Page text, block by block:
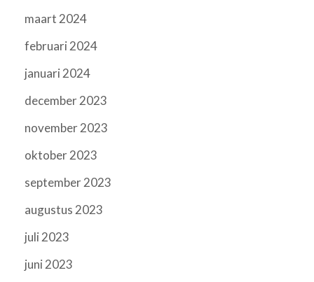
maart 2024
februari 2024
januari 2024
december 2023
november 2023
oktober 2023
september 2023
augustus 2023
juli 2023
juni 2023